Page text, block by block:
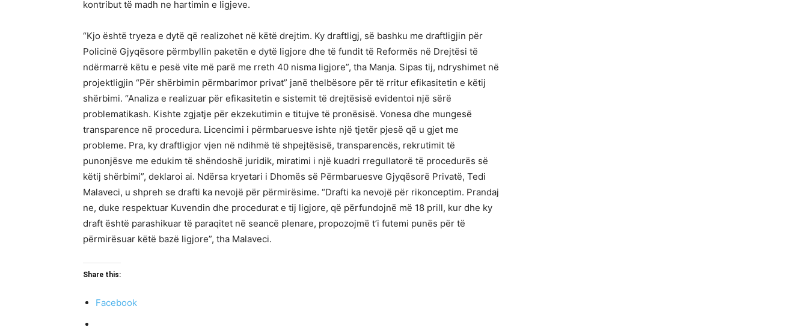
kontribut të madh ne hartimin e ligjeve.
“Kjo është tryeza e dytë që realizohet në këtë drejtim. Ky draftligj, së bashku me draftligjin për
Policinë Gjyqësore përmbyllin paketën e dytë ligjore dhe të fundit të Reformës në Drejtësi të
ndërmarrë këtu e pesë vite më parë me rreth 40 nisma ligjore”, tha Manja. Sipas tij, ndryshimet në
projektligjin “Për shërbimin përmbarimor privat” janë thelbësore për të rritur efikasitetin e këtij
shërbimi. “Analiza e realizuar për efikasitetin e sistemit të drejtësisë evidentoi një sërë
problematikash. Kishte zgjatje për ekzekutimin e titujve të pronësisë. Vonesa dhe mungesë
transparence në procedura. Licencimi i përmbaruesve ishte një tjetër pjesë që u gjet me
probleme. Pra, ky draftligjor vjen në ndihmë të shpejtësisë, transparencës, rekrutimit të
punonjësve me edukim të shëndoshë juridik, miratimi i një kuadri rregullatorë të procedurës së
këtij shërbimi”, deklaroi ai. Ndërsa kryetari i Dhomës së Përmbaruesve Gjyqësorë Privatë, Tedi
Malaveci, u shpreh se drafti ka nevojë për përmirësime. “Drafti ka nevojë për rikonceptim. Prandaj
ne, duke respektuar Kuvendin dhe procedurat e tij ligjore, që përfundojnë më 18 prill, kur dhe ky
draft është parashikuar të paraqitet në seancë plenare, propozojmë t’i futemi punës për të
përmirësuar këtë bazë ligjore”, tha Malaveci.
Share this:
Facebook